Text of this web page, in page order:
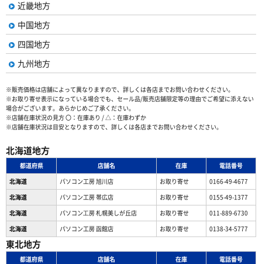
近畿地方
中国地方
四国地方
九州地方
※販売価格は店舗によって異なりますので、詳しくは各店までお問い合わせください。
※お取り寄せ表示になっている場合でも、セール品/販売店舗限定等の理由でご希望に添えない
場合がございます。あらかじめご了承ください。
※店舗在庫状況の見方 〇：在庫あり / △：在庫わずか
※店舗在庫状況は目安となりますので、詳しくは各店までお問い合わせください。
北海道地方
都道府県 店舗名 在庫
電話番号
北海道
パソコン工房 旭川店 お取り寄せ
0166-49-4677
北海道
パソコン工房 帯広店 お取り寄せ
0155-49-1377
北海道
パソコン⼯房 札幌美しが丘店 お取り寄せ
011-889-6730
北海道
パソコン工房 函館店 お取り寄せ 0138-34-5777
東北地方
都道府県 店舗名 在庫
電話番号